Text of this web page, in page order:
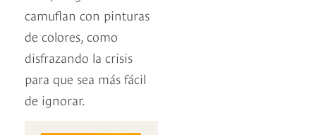
camuflan con pinturas
de colores, como
disfrazando la crisis
para que sea más fácil
de ignorar.